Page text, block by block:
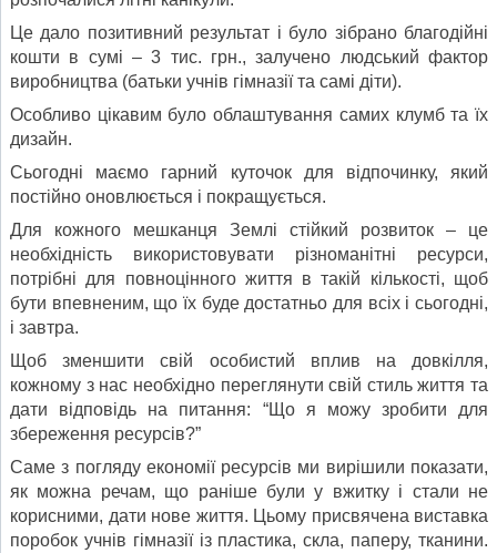
Це дало позитивний результат і було зібрано благодійні
кошти в сумі – 3 тис. грн., залучено людський фактор
виробництва (батьки учнів гімназії та самі діти).
Особливо цікавим було облаштування самих клумб та їх
дизайн.
Сьогодні маємо гарний куточок для відпочинку, який
постійно оновлюється і покращується.
Для кожного мешканця Землі стійкий розвиток – це
необхідність використовувати різноманітні ресурси,
потрібні для повноцінного життя в такій кількості, щоб
бути впевненим, що їх буде достатньо для всіх і сьогодні,
і завтра.
Щоб зменшити свій особистий вплив на довкілля,
кожному з нас необхідно переглянути свій стиль життя та
дати відповідь на питання: “Що я можу зробити для
збереження ресурсів?”
Саме з погляду економії ресурсів ми вирішили показати,
як можна речам, що раніше були у вжитку і стали не
корисними, дати нове життя. Цьому присвячена виставка
поробок учнів гімназії із пластика, скла, паперу, тканини.